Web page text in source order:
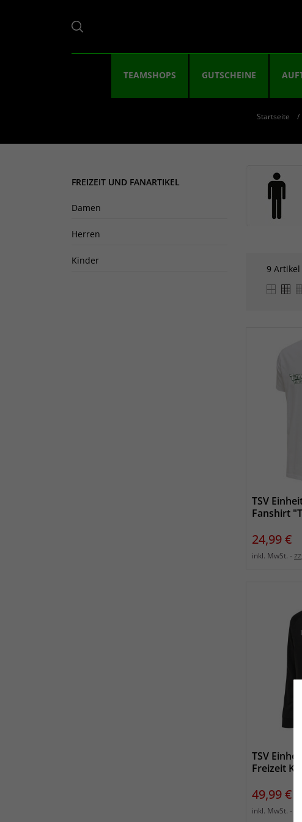
TEAMSHOPS GUTSCHEINE
Startseite
FREIZEIT UND FANARTIKEL
Damen
Herren
Kinder
9
TSV
Fanshirt
Preis
24,99 €
inkl. MwSt.
TSV
Freizeit
Preis
49,99 €
inkl. MwSt.